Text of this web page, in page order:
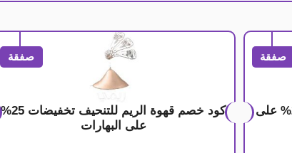
صفقة
كود خصم alreem cafe تخفيضات 20% على
صفقة
كود خصم قهوة الريم للتنحيف تخفيضات 25%
على البهارات